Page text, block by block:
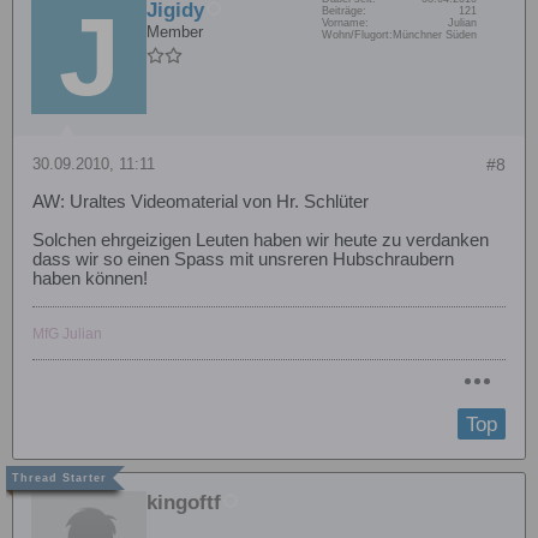
Jigidy
Member
Beiträge:
121
Vorname:
Julian
Wohn/Flugort: Münchner Süden
#8
30.09.2010, 11:11
AW: Uraltes Videomaterial von Hr. Schlüter
Solchen ehrgeizigen Leuten haben wir heute zu verdanken
dass wir so einen Spass mit unsreren Hubschraubern
haben können!
MfG Julian
Top
kingoftf